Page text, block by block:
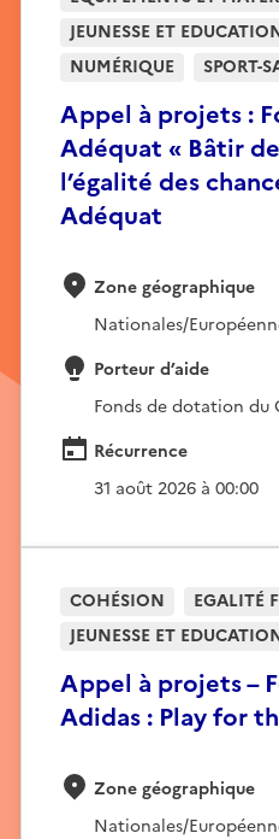
Appel à projets :
Adéquat « Bâtir
l’égalité des
Adéquat
JEUNESSE ET
NUMÉRIQUE
SPORT-
Zone géographique
Nationales/
Porteur d’aide
Fonds de dotation du
Récurrence
31 août 2026 à 00:00
Appel à projets –
Adidas : Play for
COHÉSION
EGALITÉ
JEUNESSE ET
Zone géographique
Nationales/